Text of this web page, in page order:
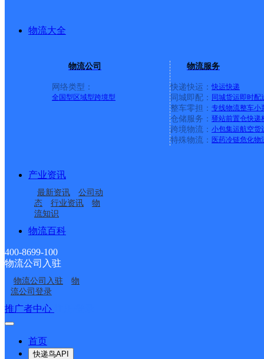
物流大全
物流公司
网络类型：
全国型 区域型跨境型
物流服务
快递快运： 快运快递
同城即配： 同城货运即时配
整车零担： 专线物流整车小
仓储服务： 驿站前置仓快递
跨境物流： 小包集运航空货
特殊物流： 医药冷链危化物
产业资讯
最新资讯
公司动
态
行业资讯
物
流知识
物流百科
400-8699-100
物流公司入驻
物流公司入驻
物
流公司登录
推广者中心
首页
快递鸟API
公司
总部行政内件管理公司
呼和浩特分部
内蒙古主城区公司呼和
浩特新城公主府服务部
呼市工业大学
内蒙古呼和浩特团结公
司
内蒙古主城区公司呼和
浩特火车站服务部
呼和浩特八一分部
接口API
API接口 DEMO下载